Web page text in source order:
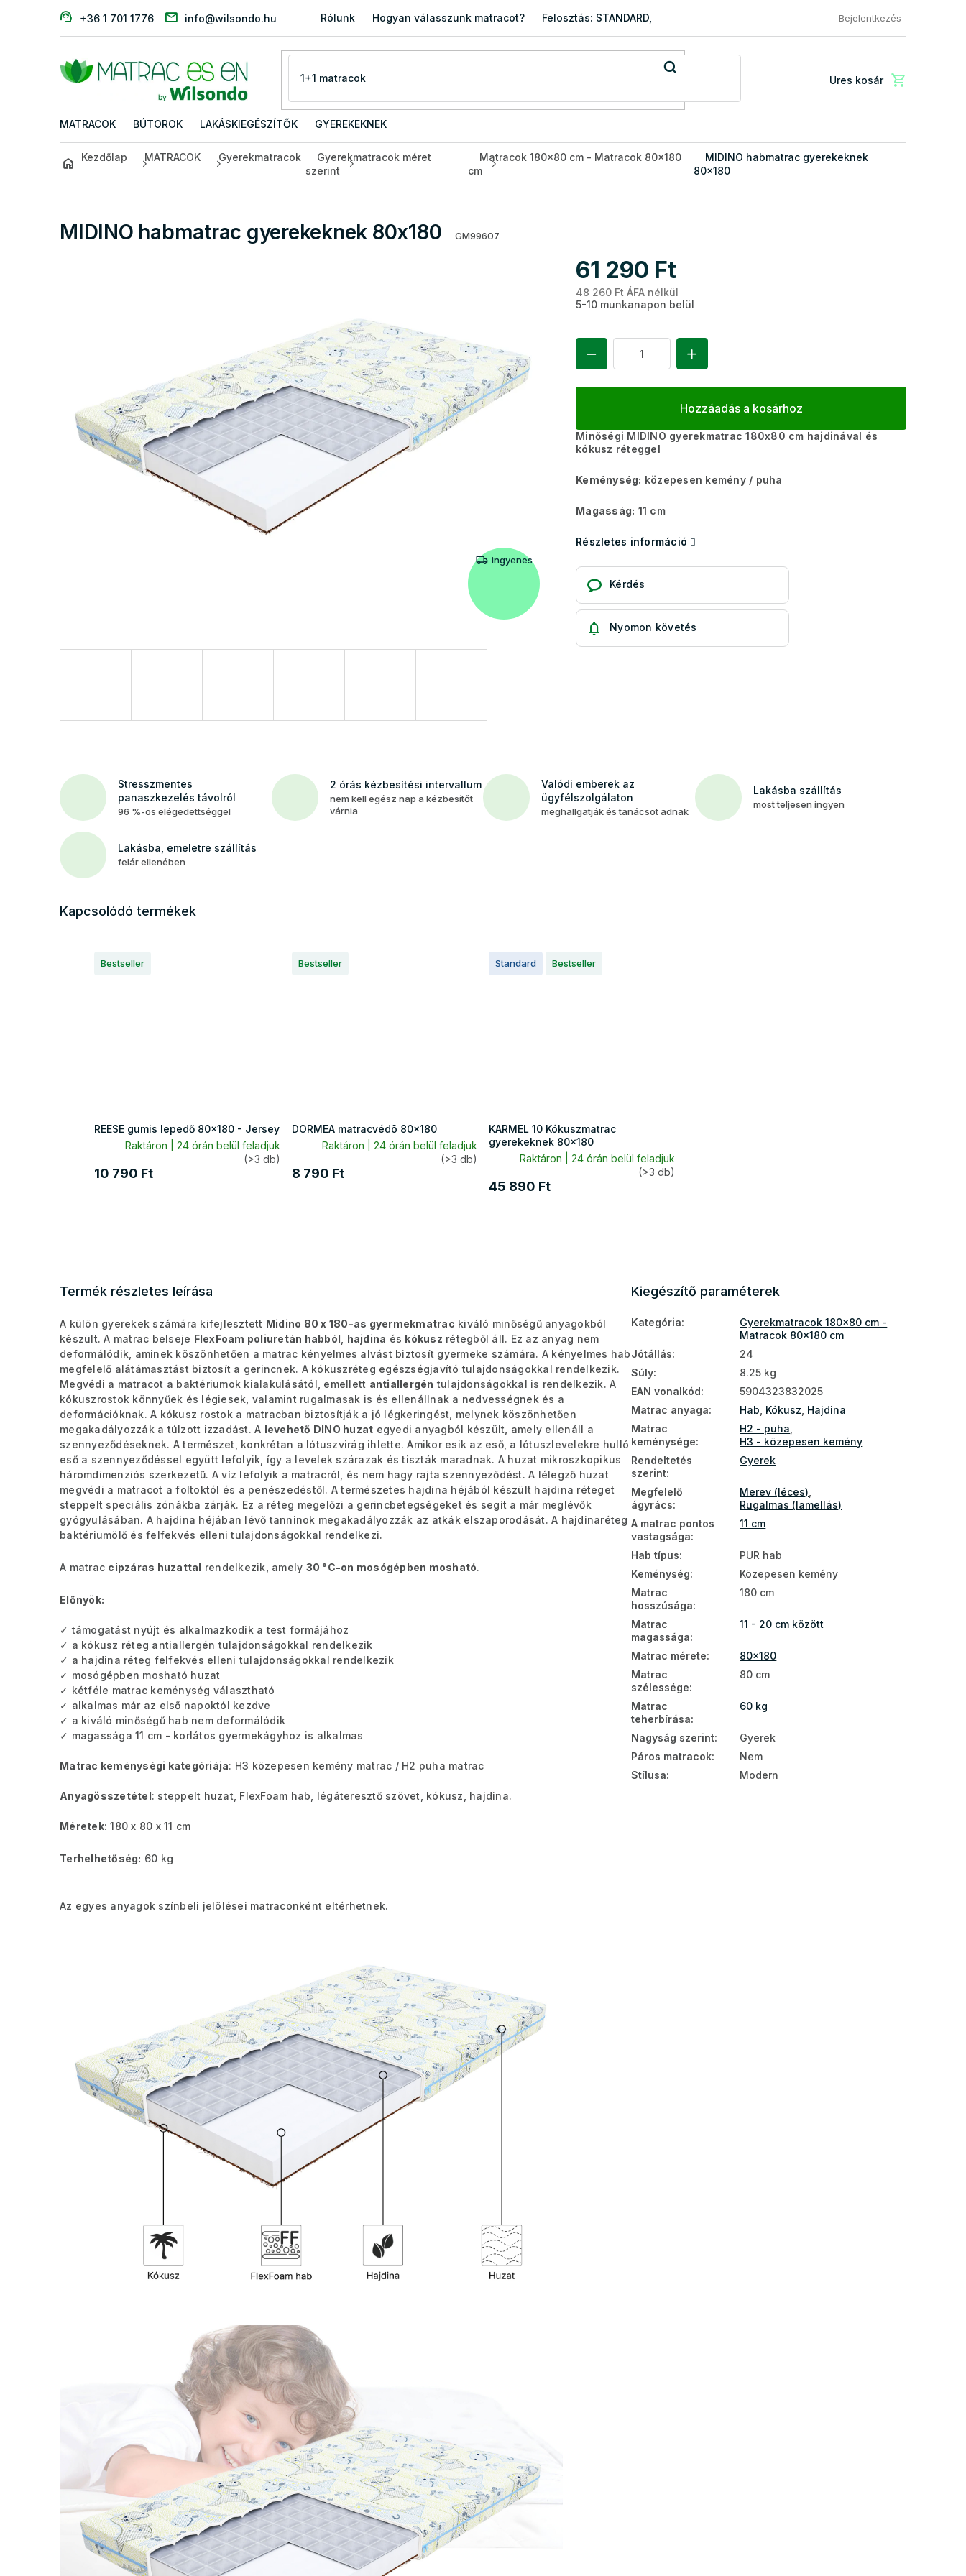
+36 1 701 1776 info@wilsondo.hu Rólunk Hogyan válasszunk matracot? Felosztás: STANDARD, PREMIUM a EXCLUSIVE Reklamácio és áru visszaküldése
Bejelentkezés
Kosár
Üres kosár
MATRACOK BÚTOROK LAKÁSKIEGÉSZÍTŐK GYEREKEKNEK
Kezdőlap MATRACOK Gyerekmatracok
Gyerekmatracok méret
szerint
Matracok 180x80 cm - Matracok 80x180
cm
MIDINO habmatrac gyerekeknek
80x180
MIDINO habmatrac gyerekeknek 80x180 GM99607
ingyenes
61 290 Ft
48 260 Ft ÁFA nélkül
5-10 munkanapon belül
Hozzáadás a kosárhoz
Minőségi MIDINO gyerekmatrac 180x80 cm hajdinával és
kókusz réteggel
Keménység: közepesen kemény / puha
Magasság: 11 cm
Részletes információ
Kérdés
Nyomon követés
Stresszmentes
panaszkezelés távolról
96 %-os elégedettséggel
2 órás kézbesítési intervallum
nem kell egész nap a kézbesítőt
várnia
Valódi emberek az
ügyfélszolgálaton
meghallgatják és tanácsot adnak
Lakásba szállítás
most teljesen ingyen
Lakásba, emeletre szállítás
felár ellenében
Kapcsolódó termékek
Bestseller
REESE gumis lepedő 80x180 - Jersey
Raktáron | 24 órán belül feladjuk
(>3 db)
10 790 Ft
Bestseller
DORMEA matracvédõ 80x180
Raktáron | 24 órán belül feladjuk
(>3 db)
8 790 Ft
Standard Bestseller
KARMEL 10 Kókuszmatrac
gyerekeknek 80x180
Raktáron | 24 órán belül feladjuk
(>3 db)
45 890 Ft
Termék részletes leírása
A külön gyerekek számára kifejlesztett Midino 80 x 180-as gyermekmatrac kiváló minőségű anyagokból
készült. A matrac belseje FlexFoam poliuretán habból hajdina és kókusz rétegből áll. Ez az anyag nem
deformálódik, aminek köszönhetően a matrac kényelmes alvást biztosít gyermeke számára. A kényelmes hab
megfelelő alátámasztást biztosít a gerincnek. A kókuszréteg egészségjavító tulajdonságokkal rendelkezik.
Megvédi a matracot a baktériumok kialakulásától, emellett antiallergén tulajdonságokkal is rendelkezik. A
kókuszrostok könnyűek és légiesek, valamint rugalmasak is és ellenállnak a nedvességnek és a
deformációknak. A kókusz rostok a matracban biztosítják a jó légkeringést, melynek köszönhetően
megakadályozzák a túlzott izzadást. A levehető DINO huzat egyedi anyagból készült, amely ellenáll a
szennyeződéseknek. A természet, konkrétan a lótuszvirág ihlette. Amikor esik az eső, a lótuszlevelekre hulló
eső a szennyeződéssel együtt lefolyik, így a levelek szárazak és tiszták maradnak. A huzat mikroszkopikus
háromdimenziós szerkezetű. A víz lefolyik a matracról, és nem hagy rajta szennyeződést. A lélegző huzat
megvédi a matracot a foltoktól és a penészedéstől. A természetes hajdina héjából készült hajdina réteget
steppelt speciális zónákba zárják. Ez a réteg megelőzi a gerincbetegségeket és segít a már meglévők
gyógyulásában. A hajdina héjában lévő tanninok megakadályozzák az atkák elszaporodását. A hajdinaréteg
baktériumölő és felfekvés elleni tulajdonságokkal rendelkezi.
A matrac cipzáras huzattal rendelkezik, amely 30 °C-on mosógépben mosható.
Előnyök:
✓ támogatást nyújt és alkalmazkodik a test formájához
✓ a kókusz réteg antiallergén tulajdonságokkal rendelkezik
✓ a hajdina réteg felfekvés elleni tulajdonságokkal rendelkezik
✓ mosógépben mosható huzat
✓ kétféle matrac keménység választható
✓ alkalmas már az első napoktól kezdve
✓ a kiváló minőségű hab nem deformálódik
✓ magassága 11 cm - korlátos gyermekágyhoz is alkalmas
Matrac keménységi kategóriája: H3 közepesen kemény matrac / H2 puha matrac
Anyagösszetétel: steppelt huzat, FlexFoam hab, légáteresztő szövet, kókusz, hajdina.
Méretek: 180 x 80 x 11 cm
Terhelhetőség: 60 kg
Az egyes anyagok színbeli jelölései matraconként eltérhetnek.
Kiegészítő paraméterek
Kategória:
Gyerekmatracok 180x80 cm -
Matracok 80x180 cm
Jótállás:
24
Súly:
8.25 kg
EAN vonalkód:
5904323832025
Matrac anyaga: Hab Kókusz Hajdina
Matrac
keménysége:
H2 - puha
H3 - közepesen kemény
Rendeltetés
szerint:
Gyerek
Megfelelő
ágyrács:
Merev (léces)
Rugalmas (lamellás)
A matrac pontos
vastagsága:
11 cm
Hab típus:
PUR hab
Keménység:
Közepesen kemény
Matrac
hosszúsága:
180 cm
Matrac
magassága:
11 - 20 cm között
Matrac mérete:
80x180
Matrac
szélessége:
80 cm
Matrac
teherbírása:
60 kg
Nagyság szerint:
Gyerek
Páros matracok:
Nem
Stílusa: Modern